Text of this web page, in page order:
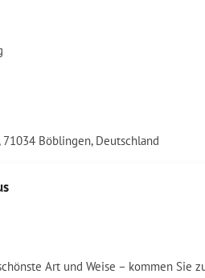
Böblingen, Deutschland
Art und Weise – kommen Sie